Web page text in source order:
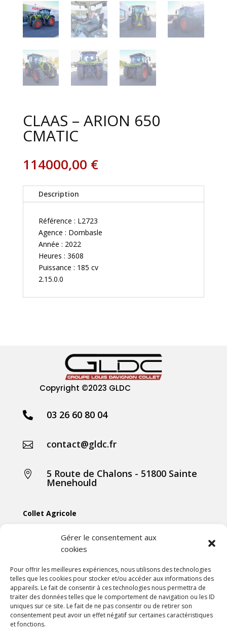
Gérer le consentement aux
cookies
Pour offrir les meilleures expériences, nous utilisons des technologies
telles que les cookies pour stocker et/ou accéder aux informations des
appareils. Le fait de consentir à ces technologies nous permettra de
traiter des données telles que le comportement de navigation ou les ID
uniques sur ce site. Le fait de ne pas consentir ou de retirer son
consentement peut avoir un effet négatif sur certaines caractéristiques
et fonctions.
CLAAS – ARION 650
CMATIC
114000,00 €
Description
Référence : L2723
Agence : Dombasle
Année : 2022
Heures : 3608
Puissance : 185 cv
2.15.0.0
Copyright ©2023 GLDC
 03 26 60 80 04
 contact@gldc.fr
 5 Route de Chalons - 51800 Sainte
Menehould
Collet Agricole
Collet Motoculture
Collet Élevage
Les actus
Mentions légales